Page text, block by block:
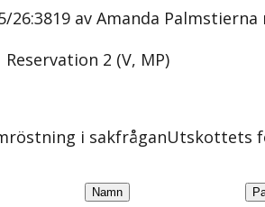
26:3819 av Amanda Palmstierna
Reservation 2 (V, MP)
i sakfråganUtskottets
Namn